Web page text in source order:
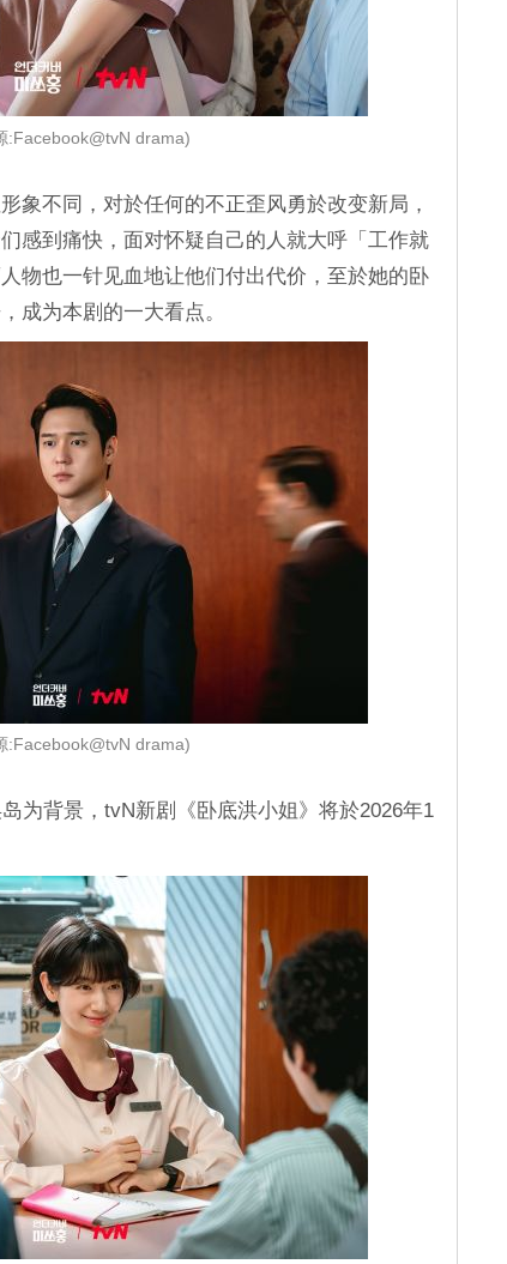
:Facebook@tvN drama)
象不同，对於任何的不正歪风勇於改变新局，
感到痛快，面对怀疑自己的人就大呼「工作就
物也一针见血地让他们付出代价，至於她的卧
成为本剧的一大看点。
:Facebook@tvN drama)
为背景，tvN新剧《卧底洪小姐》将於2026年1